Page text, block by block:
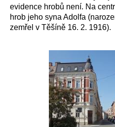
evidence hrobů není. Na
hrob jeho syna Adolfa
zemřel v Těšíně 16. 2. 1916).